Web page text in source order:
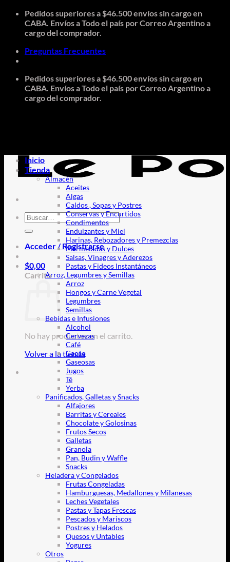
Saltar
contenido
Pedidos superiores a $46.500 envíos sin cargo en
CABA. Envíos a Todo el país por Correo Argentino a
cargo del comprador.
Preguntas Frecuentes
Pedidos superiores a $46.500 envíos sin cargo en
CABA. Envíos a Todo el país por Correo Argentino a
cargo del comprador.
Buscar
por:
Acceder / Registrarse
$0,00
Carrito
No hay productos en el carrito.
Volver a la tienda
Inicio
Tienda
Almacén
Aceites
Algas
Caldos , Sopas y Postres
Conservas y Encurtidos
Condimentos
Endulzantes y Miel
Harinas, Rebozadores y Premezclas
Mermeladas y Dulces
Salsas, Vinagres y Aderezos
Pastas y Fideos Instantáneos
Arroz, Legumbres y Semillas
Arroz
Hongos y Carne Vegetal
Legumbres
Semillas
Bebidas e Infusiones
Alcohol
Cervezas
Café
Cacao
Gaseosas
Jugos
Té
Yerba
Panificados, Galletas y Snacks
Alfajores
Barritas y Cereales
Chocolate y Golosinas
Frutos Secos
Galletas
Granola
Pan, Budin y Waffle
Snacks
Heladera y Congelados
Frutas Congeladas
Hamburguesas, Medallones y Milanesas
Leches Vegetales
Pastas y Tapas Frescas
Pescados y Mariscos
Postres y Helados
Quesos y Untables
Yogures
Otros